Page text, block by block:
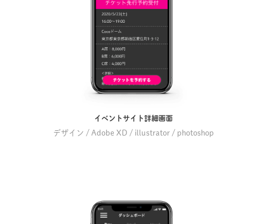
イベントサイト詳細画面
デザイン / Adobe XD / illustrator / photoshop